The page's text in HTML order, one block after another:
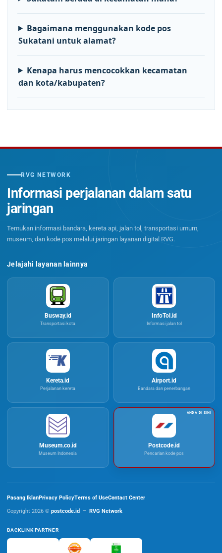
Bagaimana menggunakan kode pos
Sukatani untuk alamat?
Kenapa harus mencocokkan kecamatan
dan kota/kabupaten?
RVG NETWORK
Informasi perjalanan dalam satu
jaringan
Temukan informasi bandara, kereta api, jalan tol, transportasi umum,
museum, dan kode pos melalui jaringan layanan digital RVG.
Jelajahi layanan lainnya
Busway.id
Transportasi kota
InfoTol.id
Informasi jalan tol
Kereta.id
Perjalanan kereta
Airport.id
Bandara dan penerbangan
Museum.co.id
Museum Indonesia
Postcode.id
Pencarian kode pos
Pasang IklanPrivacy PolicyTerms of UseContact Center
Copyright 2026 © postcode.id – RVG Network
BACKLINK PARTNER